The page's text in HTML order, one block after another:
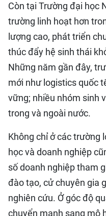
Còn tại Trường đại học
trường linh hoạt hơn
lượng cao, phát triển
thúc đẩy hệ sinh thái
Những năm gần đây,
mới như logistics quốc
vững; nhiều nhóm sinh
trong và ngoài nước.
Không chỉ ở các trường
học và doanh nghiệp
số doanh nghiệp tham
đào tạo, cử chuyên gia
nghiên cứu. Ở góc độ
chuyển mạnh sang mô